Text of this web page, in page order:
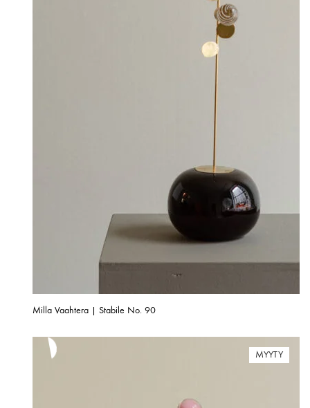
Milla Vaahtera | Stabile No. 90
MYYTY